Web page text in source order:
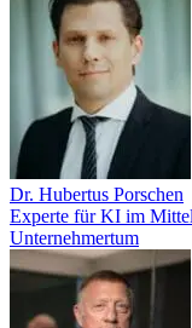
Dr. Hubertus Porschen
Experte für KI im
Unternehmertum